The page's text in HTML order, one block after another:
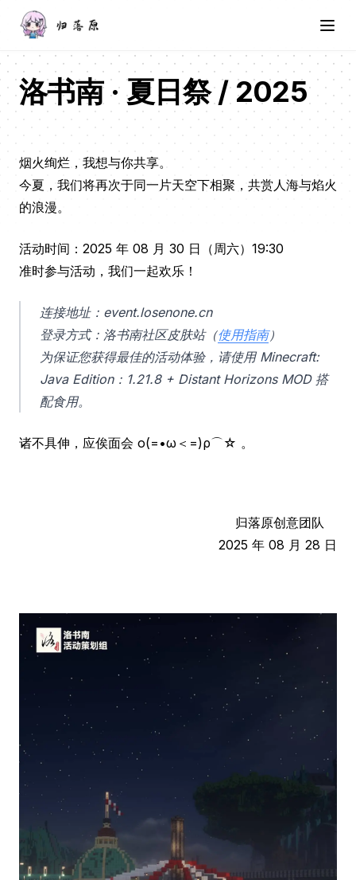
洛书南 · 夏日祭 / 2025
烟火绚烂，我想与你共享。
今夏，我们将再次于同一片天空下相聚，共赏人海与焰火
的浪漫。
活动时间：2025 年 08 月 30 日（周六）19:30
准时参与活动，我们一起欢乐！
连接地址：event.losenone.cn
登录方式：洛书南社区皮肤站（使用指南）
为保证您获得最佳的活动体验，请使用 Minecraft:
Java Edition：1.21.8 + Distant Horizons MOD 搭
配食用。
诸不具伸，应俟面会 ο(=•ω＜=)ρ⌒☆ 。
归落原创意团队
2025 年 08 月 28 日